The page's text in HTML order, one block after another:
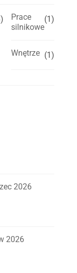
Prace
silnikowe
(1)
Wnętrze (1)
2026
2026